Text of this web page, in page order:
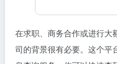
在求职、商务合作或进行大
司的背景很有必要。这个平